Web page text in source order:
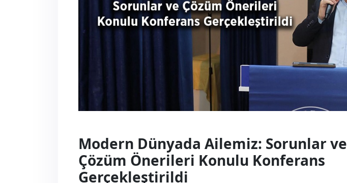
Modern Dünyada Ailemiz: Sorunlar ve
Çözüm Önerileri Konulu Konferans
Gerçekleştirildi